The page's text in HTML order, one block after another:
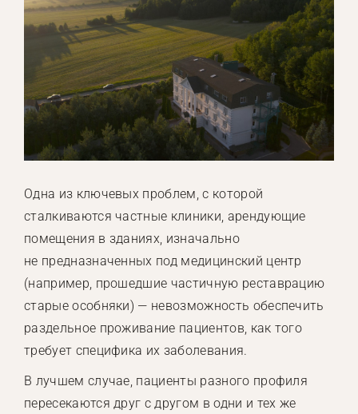
Одна из ключевых проблем, с которой
сталкиваются частные клиники, арендующие
помещения в зданиях, изначально
не предназначенных под медицинский центр
(например, прошедшие частичную реставрацию
старые особняки) — невозможность обеспечить
раздельное проживание пациентов, как того
требует специфика их заболевания.
В лучшем случае, пациенты разного профиля
пересекаются друг с другом в одни и тех же